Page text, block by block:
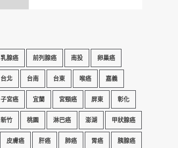
乳腺癌 前列腺癌 南投 卵巢癌
台北 台南 台東 喉癌 嘉義
子宮癌 宜蘭 宮頸癌 屏東 彰化
新竹 桃園 淋巴癌 澎湖 甲狀腺癌
皮膚癌 肝癌 肺癌 胃癌 胰腺癌